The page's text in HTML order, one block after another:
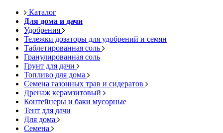
Каталог
Для дома и дачи
Удобрения
Тележки дозаторы для удобрений и семян
Таблетированная соль
Гранулированная соль
Грунт для дачи
Топливо для дома
Семена газонных трав и сидератов
Дренаж керамзитовый
Контейнеры и баки мусорные
Тент для дачи
Для дома
Семена